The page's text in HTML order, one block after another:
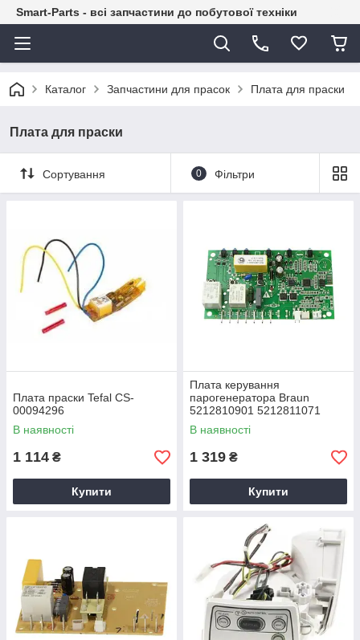
Smart-Parts - всі запчастини до побутової техніки
Каталог Запчастини для прасок Плата для праски
Плата для праски
Сортування 0 Фільтри
Плата праски Tefal CS-
00094296
В наявності
1 114 ₴
Купити
Плата керування
парогенератора Braun
5212810901 5212811071
В наявності
1 319 ₴
Купити